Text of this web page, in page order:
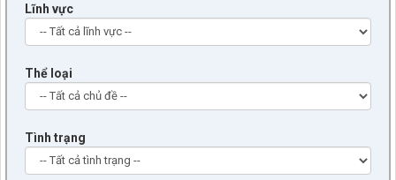
Lĩnh vực
Thể loại
Tình trạng